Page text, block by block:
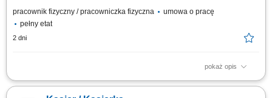
pracownik fizyczny / pracowniczka fizyczna
umowa o pracę
pełny etat
2 dni
pokaż opis
Sprawna i uprzejma obsługa klientów podczas finalizacji zakupów.